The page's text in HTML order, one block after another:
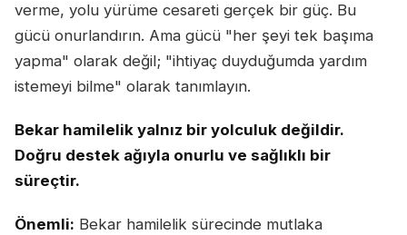
verme, yolu yürüme cesareti gerçek bir güç. Bu
gücü onurlandırın. Ama gücü "her şeyi tek başıma
yapma" olarak değil; "ihtiyaç duyduğumda yardım
istemeyi bilme" olarak tanımlayın.
Bekar hamilelik yalnız bir yolculuk değildir.
Doğru destek ağıyla onurlu ve sağlıklı bir
süreçtir.
Önemli: Bekar hamilelik sürecinde mutlaka